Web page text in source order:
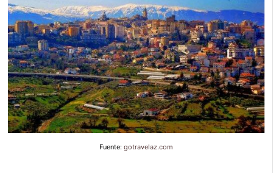
Fuente: gotravelaz.com